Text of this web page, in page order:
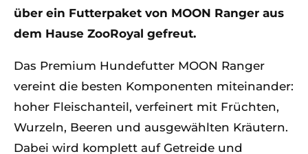
über ein Futterpaket von MOON Ranger aus
dem Hause ZooRoyal gefreut.
Das Premium Hundefutter MOON Ranger
vereint die besten Komponenten miteinander:
hoher Fleischanteil, verfeinert mit Früchten,
Wurzeln, Beeren und ausgewählten Kräutern.
Dabei wird komplett auf Getreide und